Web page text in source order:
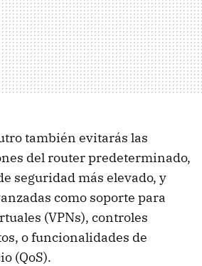
también evitarás las
del router predeterminado,
seguridad más elevado, y
como soporte para
(VPNs), controles
o funcionalidades de
(QoS).